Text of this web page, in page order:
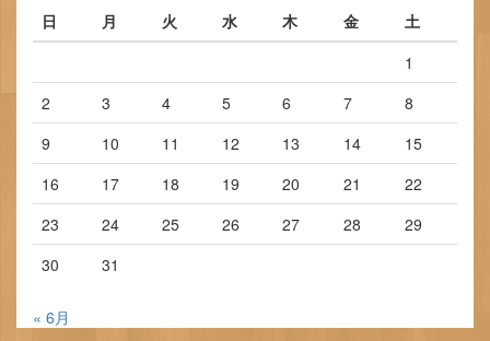
日
月 火 水 木 金
土
1
2
3 4 5 6 7
8
9
10 11 12 13 14
15
16
17 18 19 20 21
22
23
24 25 26 27 28
29
30
31
« 6月